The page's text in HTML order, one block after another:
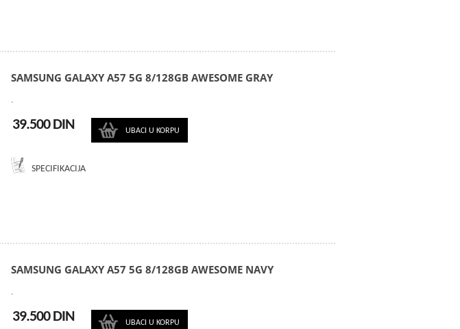
SAMSUNG GALAXY A57 5G 8/128GB AWESOME GRAY
.
39.500 DIN UBACI U KORPU
SPECIFIKACIJA
SAMSUNG GALAXY A57 5G 8/128GB AWESOME NAVY
.
39.500 DIN UBACI U KORPU